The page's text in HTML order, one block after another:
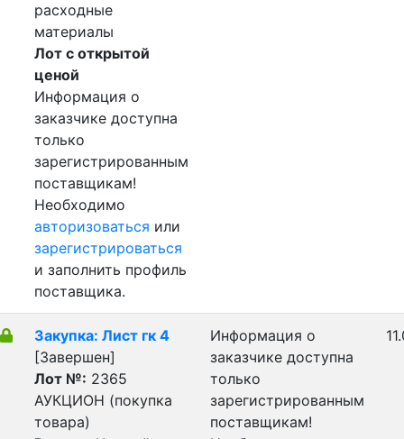
расходные
материалы
Лот с открытой
ценой
Информация о
заказчике доступна
только
зарегистрированным
поставщикам!
Необходимо
авторизоваться или
зарегистрироваться
и заполнить профиль
поставщика.
Закупка: Лист гк 4
[Завершен]
Лот №: 2365
АУКЦИОН (покупка
товара)
Информация о
заказчике доступна
только
зарегистрированным
поставщикам!